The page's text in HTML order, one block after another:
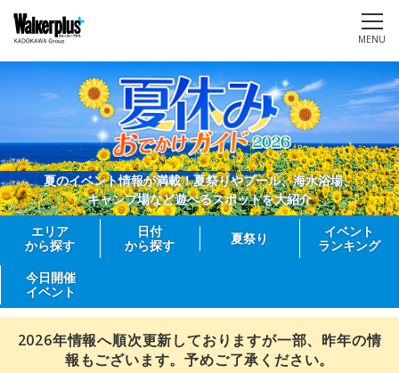
MENU
夏のイベント情報が満載！夏祭りやプール、海水浴場、
キャンプ場など遊べるスポットを大紹介
エリア
から探す
日付
から探す
夏祭り
イベント
ランキング
今日開催
イベント
2026年情報へ順次更新しておりますが一部、昨年の情
報もございます。予めご了承ください。